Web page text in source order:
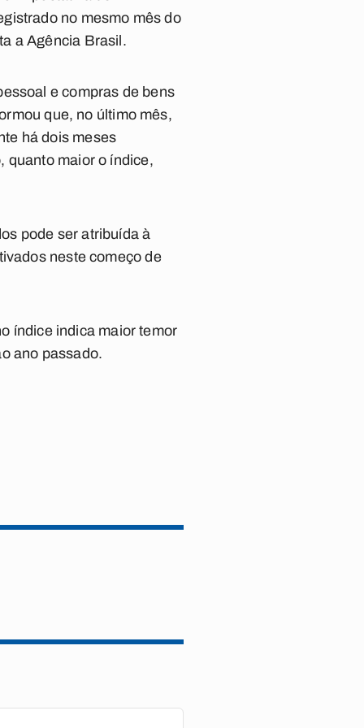
no mesmo mês do
a Agência Brasil.
e compras de bens
que, no último mês,
há dois meses
quanto maior o índice,
pode ser atribuída à
neste começo de
índice indica maior temor
ano passado.